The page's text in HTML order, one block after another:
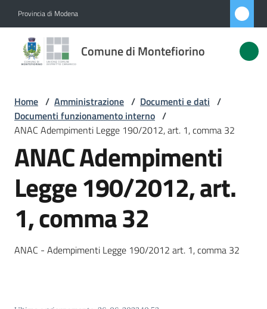
Provincia di Modena
Comune di Montefiorino
Comune di
Montefiorino
Amministrazione
Menu selezionato
Vivere
Montefiorino
Home / Amministrazione / Documenti e dati /
Documenti funzionamento interno /
ANAC Adempimenti Legge 190/2012, art. 1, comma 32
ANAC Adempimenti
Legge 190/2012, art.
1, comma 32
ANAC - Adempimenti Legge 190/2012 art. 1, comma 32